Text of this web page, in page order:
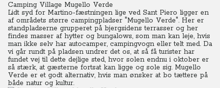
Camping Village Mugello Verde
Lidt syd for Martino-fæstningen lige ved Sant Piero ligger en
af områdets større campingpladser "Mugello Verde". Her er
standpladserne grupperet på bjergsidens terrasser og her
findes masser af hytter og bungalows, som man kan leje, hvis
man ikke selv har autocamper, campingvogn eller telt med. Da
vi går rundt på pladsen undrer det os, at så få turister har
fundet vej til dette dejlige sted, hvor solen endnu i oktober er
så stærk, at gæsterne fortsat kan ligge og sole sig. Mugello
Verde er et godt alternativ, hvis man ønsker at bo tættere på
både natur og kultur.